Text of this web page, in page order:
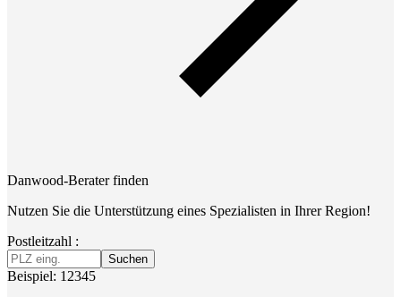
Danwood-Berater finden
Nutzen Sie die Unterstützung eines Spezialisten in Ihrer Region!
Postleitzahl :
Suchen
Beispiel: 12345